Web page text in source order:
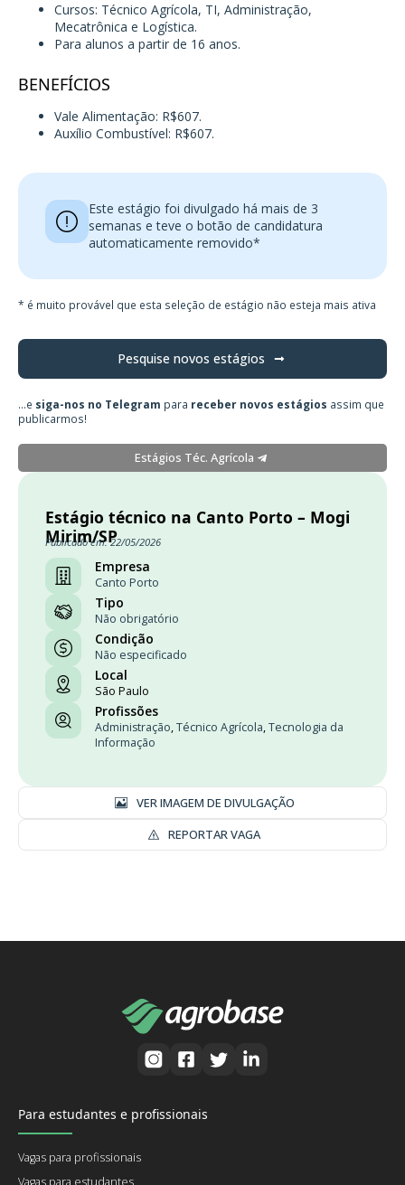
Cursos: Técnico Agrícola, TI, Administração,
Mecatrônica e Logística.
Para alunos a partir de 16 anos.
BENEFÍCIOS
Vale Alimentação: R$607.
Auxílio Combustível: R$607.
Este estágio foi divulgado há mais de 3
semanas e teve o botão de candidatura
automaticamente removido*
* é muito provável que esta seleção de estágio não esteja mais ativa
Pesquise novos estágios
...e siga-nos no Telegram para receber novos estágios assim que
publicarmos!
Estágios Téc. Agrícola
Estágio técnico na Canto Porto – Mogi
Mirim/SP
Publicado em: 22/05/2026
Empresa
Canto Porto
Tipo
Não obrigatório
Condição
Não especificado
Local
São Paulo
Profissões
Administração,Técnico Agrícola,Tecnologia da
Informação
VER IMAGEM DE DIVULGAÇÃO
REPORTAR VAGA
Para estudantes e profissionais
Vagas para profissionais